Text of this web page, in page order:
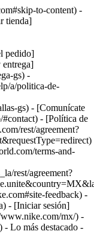
to-content) -
tienda]
pedido]
gs) -
a/politica-de-
gs) - [Comunícate
- [Política de
rest/agreement?
terms-and-
rest/agreement?
feedback) -
- [Iniciar sesión]
mx/) -
Lo más destacado -